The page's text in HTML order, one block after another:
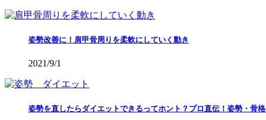
姿勢改善に！肩甲骨周りを柔軟にしていく動き
2021/9/1
姿勢を直したらダイエットできるってホント？プロ直伝！姿勢・骨